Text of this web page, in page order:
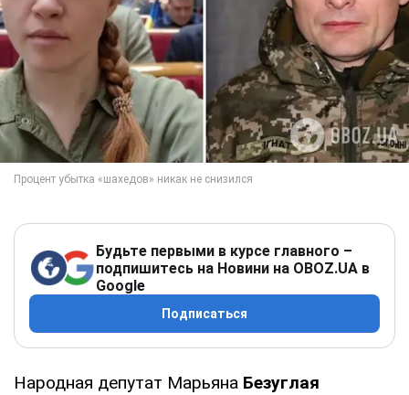
Будьте первыми в курсе главного –
подпишитесь на Новини на OBOZ.UA в
Google
Подписаться
Народная депутат Марьяна Безуглая